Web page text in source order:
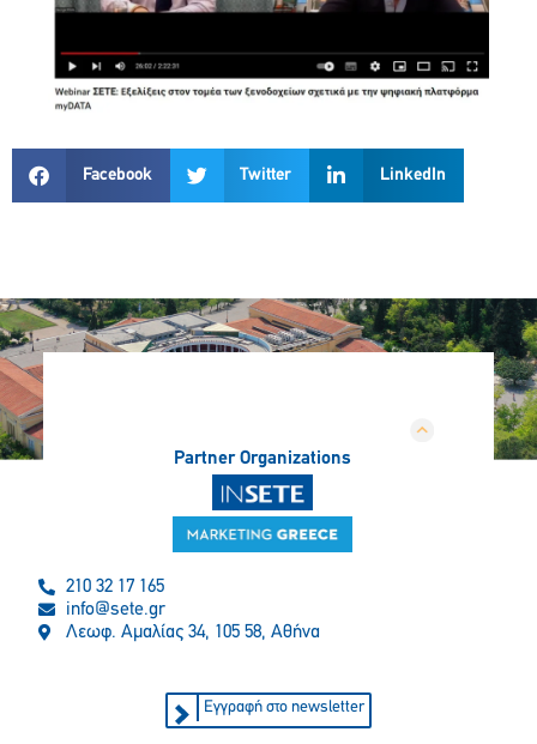
Facebook Twitter LinkedIn
Partner Organizations
210 32 17 165
info@sete.gr
Λεωφ. Αμαλίας 34, 105 58, Αθήνα
Εγγραφή στο newsletter